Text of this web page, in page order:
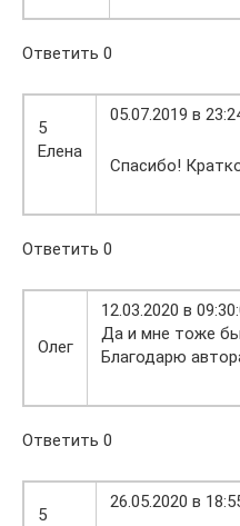
Ответить 0
5
Елена
05.07.2019 в
Спасибо!
Ответить 0
Олег
12.03.2020 в
Да и мне тоже
Благодарю
Ответить 0
5
26.05.2020 в